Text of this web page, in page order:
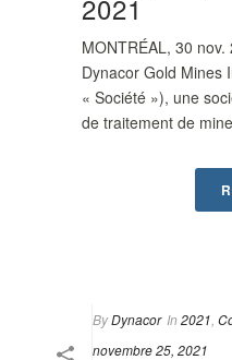
2021
MONTRÉAL, 30
Dynacor Gold Mines
« Société »), une
de traitement de
ByDynacor In 2021
novembre 25, 2021